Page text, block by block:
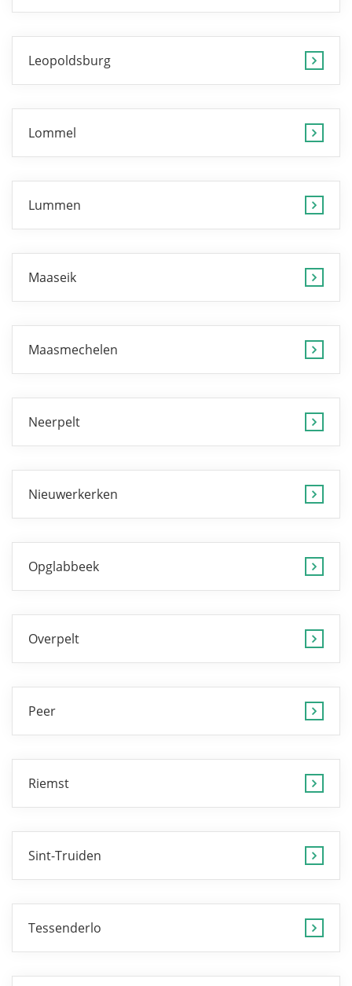
Leopoldsburg
Lommel
Lummen
Maaseik
Maasmechelen
Neerpelt
Nieuwerkerken
Opglabbeek
Overpelt
Peer
Riemst
Sint-Truiden
Tessenderlo